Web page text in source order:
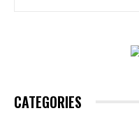
CATEGORIES